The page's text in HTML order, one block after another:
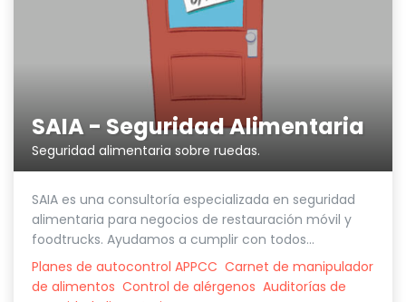
SAIA - Seguridad Alimentaria
Seguridad alimentaria sobre ruedas.
SAIA es una consultoría especializada en seguridad
alimentaria para negocios de restauración móvil y
foodtrucks. Ayudamos a cumplir con todos...
Planes de autocontrol APPCC Carnet de manipulador
de alimentos Control de alérgenos Auditorías de